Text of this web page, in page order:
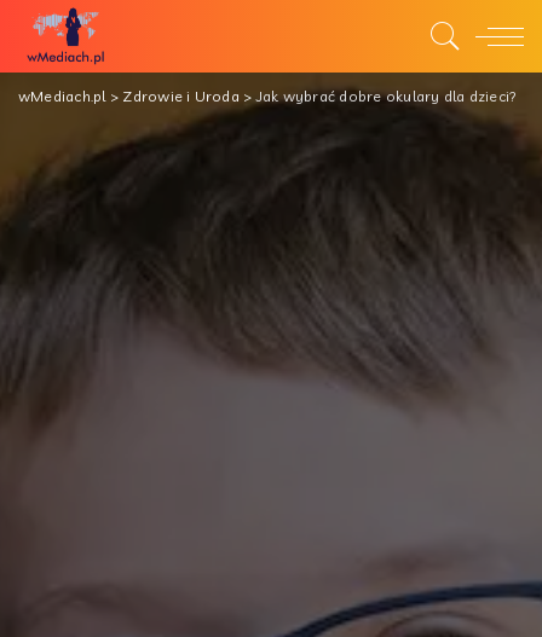
wMediach.pl> Zdrowie i Uroda >Jak wybrać dobre okulary dla dzieci?